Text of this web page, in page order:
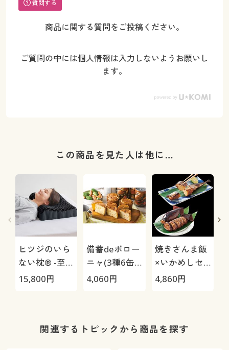
質問する
商品に関する質問をご投稿ください。
ご質問の中には個人情報は入力しないようお願いし
ます。
この商品を見た人は他に…
ヒツジのいら
ない枕® -至
極-
15,800円
備蓄deボロー
ニャ(3種6缶
セット/ブリオ
4,060円
焼きさんま飯
×いかめしセ
ット
4,860円
関連するトピックから商品を探す